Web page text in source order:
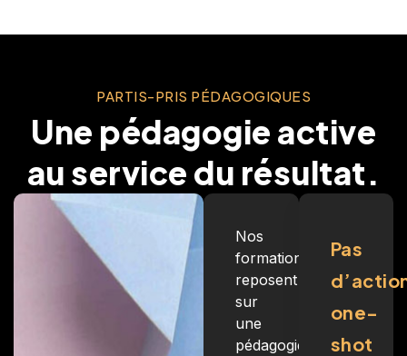
PARTIS-PRIS PÉDAGOGIQUES
Une pédagogie active
au service du résultat.
Nos
formations
reposent
sur
une
pédagogie
Pas
one-
shot